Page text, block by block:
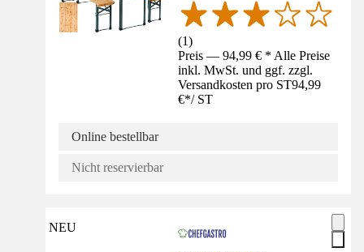
(1)
Preis — 94,99 € * Alle Preise
inkl. MwSt. und ggf. zzgl.
Versandkosten pro ST94,99
€*/ ST
Online bestellbar
Nicht reservierbar
NEU